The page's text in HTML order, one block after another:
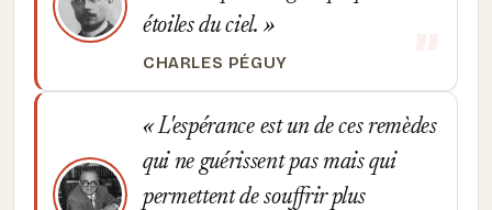
étoiles du ciel.
CHARLES PÉGUY
L'espérance est un de ces remèdes
qui ne guérissent pas mais qui
permettent de souffrir plus